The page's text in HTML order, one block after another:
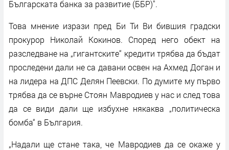
Българската банка за развитие (ББР)".
Това мнение изрази пред Би Ти Ви бившия градски
прокурор Николай Кокинов. Според него обект на
разследване на „гигантските“ кредити трябва да бъдат
проследени дали не са давани освен на Ахмед Доган и
на лидера на ДПС Делян Пеевски. По думите му първо
трябва да се върне Стоян Мавродиев у нас и след това
да се види дали ще избухне някаква „политическа
бомба“ в България.
„Надали ще стане така, че Мавродиев да се окаже у